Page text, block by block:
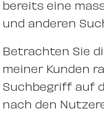
bereits eine
und anderen
Betrachten Sie
meiner Kunden
Suchbegriff auf
nach den